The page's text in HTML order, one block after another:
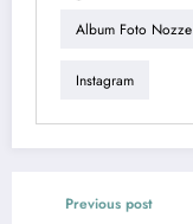
Album Foto Nozze
Instagram
Previous post